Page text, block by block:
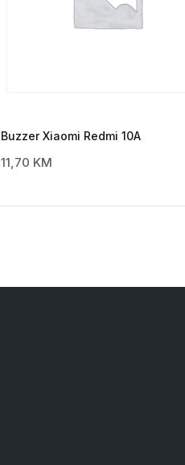
Buzzer Xiaomi Redmi 10A
11,70 KM